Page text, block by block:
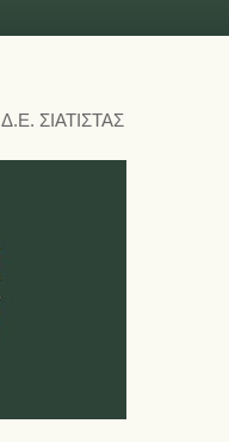
Δ.Ε. ΣΙΑΤΙΣΤΑΣ